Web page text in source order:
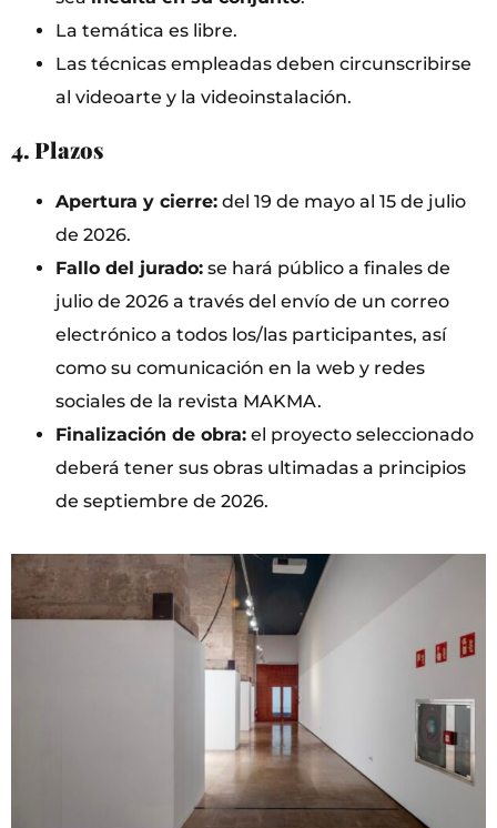
La temática es libre.
Las técnicas empleadas deben circunscribirse
al videoarte y la videoinstalación.
4. Plazos
Apertura y cierre: del 19 de mayo al 15 de julio
de 2026.
Fallo del jurado: se hará público a finales de
julio de 2026 a través del envío de un correo
electrónico a todos los/las participantes, así
como su comunicación en la web y redes
sociales de la revista MAKMA.
Finalización de obra: el proyecto seleccionado
deberá tener sus obras ultimadas a principios
de septiembre de 2026.